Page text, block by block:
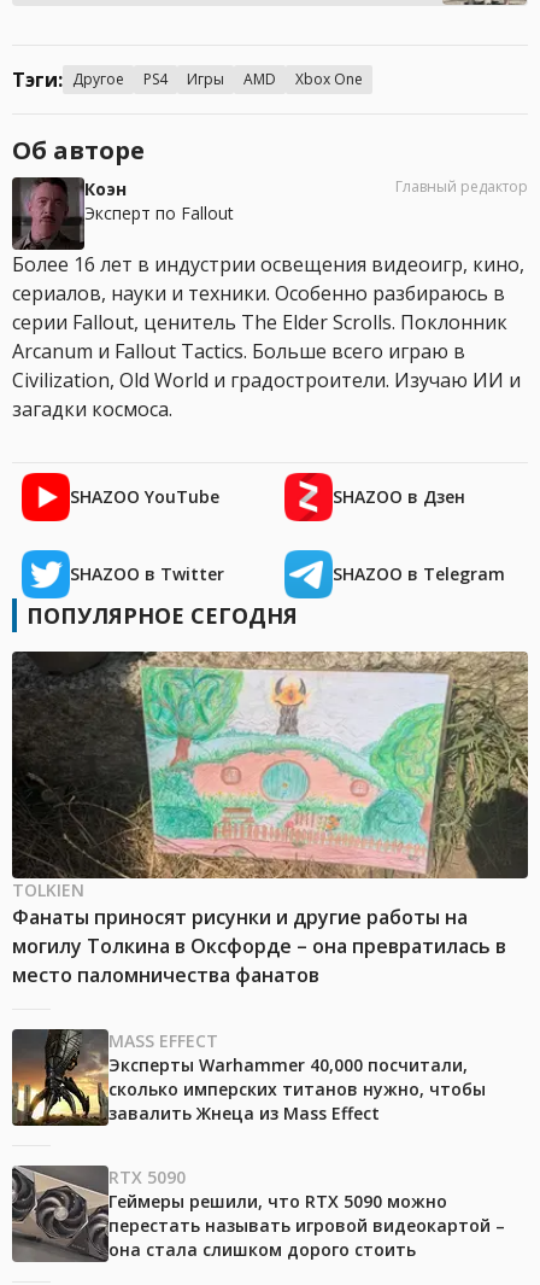
Тэги: Другое PS4 Игры AMD Xbox One
Об авторе
Коэн
Эксперт по Fallout
Главный редактор
Более 16 лет в индустрии освещения видеоигр, кино,
сериалов, науки и техники. Особенно разбираюсь в
серии Fallout, ценитель The Elder Scrolls. Поклонник
Arcanum и Fallout Tactics. Больше всего играю в
Civilization, Old World и градостроители. Изучаю ИИ и
загадки космоса.
SHAZOO YouTube SHAZOO в Дзен
SHAZOO в Twitter SHAZOO в Telegram
ПОПУЛЯРНОЕ СЕГОДНЯ
TOLKIEN
Фанаты приносят рисунки и другие работы на
могилу Толкина в Оксфорде – она превратилась в
место паломничества фанатов
MASS EFFECT
Эксперты Warhammer 40,000 посчитали,
сколько имперских титанов нужно, чтобы
завалить Жнеца из Mass Effect
RTX 5090
Геймеры решили, что RTX 5090 можно
перестать называть игровой видеокартой –
она стала слишком дорого стоить